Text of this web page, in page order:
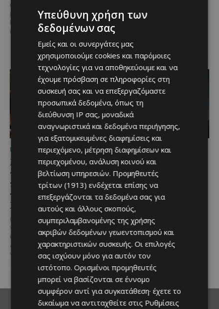
ιδιαίτερα σημαντική συνεργασία
με το Διεθνές Φεστιβάλ
Κινηματογράφου της Βενετίας
και με αυτό τον...
1.700 συμμετέχοντες και
μερίδες, η Lidl Κύπρου
επιβεβαίωσε για ακόμα...
ΜΈΝΟΥΜΕ ΕΝΗΜΕΡΩΜΈΝΟΙ
Μια βραδιά γεμάτη
παράδοση, μουσική και
κέφι στον Δελίκηπο για
τη γιορτή του
Χρυσοσώτηρος
@menoumekypro Μια βραδιά
γεμάτη παράδοση, μουσική, χορό
και αυθεντικές γεύσεις στον
Δελίκηπο!
Το κρητικό
γλέντι,...
ΜΈΝΟΥΜΕ ΚΎΠΡΟ
Βραδινή πεζοπορία στον
Μαχαιρά με τον σκύλο
σου και θέα τις Περσείδες
Αν αγαπάς τις βόλτες στη φύση
και δεν αποχωρίζεσαι ποτέ τον
τετράποδο φίλο σου, τότε αυτή
η εμπειρία...
Υπεύθυνη χρήση των
δεδομένων σας
Εμείς και οι συνεργάτες μας
χρησιμοποιούμε cookies και παρόμοιες
τεχνολογίες για να αποθηκεύουμε και να
έχουμε πρόσβαση σε πληροφορίες στη
συσκευή σας και να επεξεργαζόμαστε
προσωπικά δεδομένα, όπως τη
διεύθυνση IP σας, μοναδικά
αναγνωριστικά και δεδομένα περιήγησης,
για εξατομικευμένες διαφημίσεις και
περιεχόμενο, μέτρηση διαφημίσεων και
περιεχομένου, ανάλυση κοινού και
βελτίωση υπηρεσιών. Προμηθευτές
τρίτων (1913) ενδέχεται επίσης να
επεξεργάζονται τα δεδομένα σας για
αυτούς και άλλους σκοπούς,
συμπεριλαμβανομένης της χρήσης
ακριβών δεδομένων γεωεντοπισμού και
χαρακτηριστικών συσκευής. Οι επιλογές
σας ισχύουν μόνο για αυτόν τον
ιστότοπο. Ορισμένοι προμηθευτές
μπορεί να βασίζονται σε έννομο
συμφέρον αντί για συγκατάθεση· έχετε το
δικαίωμα να αντιταχθείτε στις Ρυθμίσεις